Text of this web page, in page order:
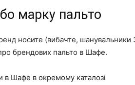
марку пальто
носите (вибачте, шанувальники
брендових пальто в Шафе.
в Шафе в окремому каталозі